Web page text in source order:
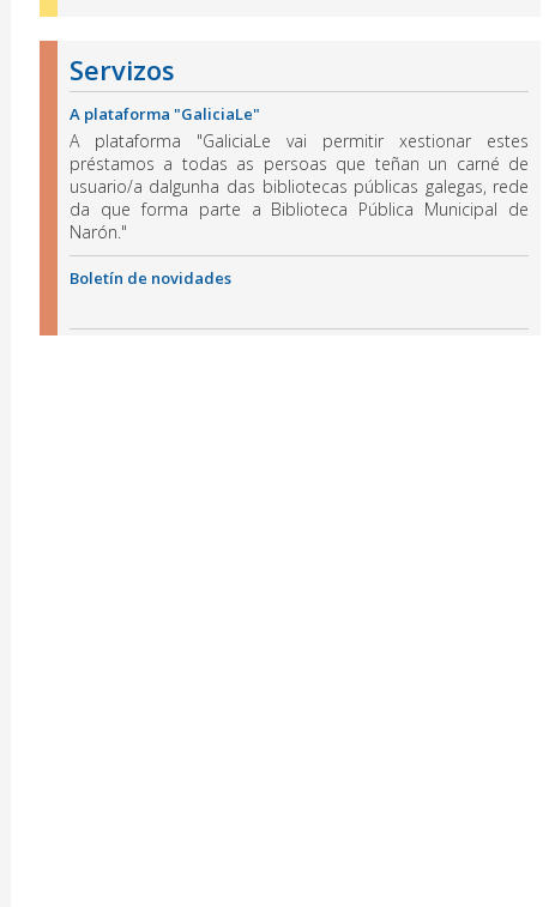
Servizos
A plataforma "GaliciaLe"
A plataforma "GaliciaLe vai permitir xestionar estes
préstamos a todas as persoas que teñan un carné de
usuario/a dalgunha das bibliotecas públicas galegas, rede
da que forma parte a Biblioteca Pública Municipal de
Narón."
Boletín de novidades